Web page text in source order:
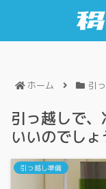
ホーム 引
引っ越しで
いいのでしょ
引っ越し準備